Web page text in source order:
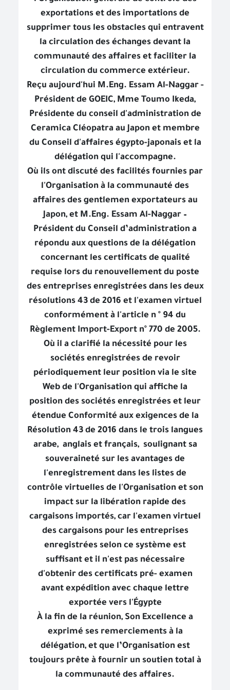
exportations et des importations de
supprimer tous les obstacles qui entravent
la circulation des échanges devant la
communauté des affaires et faciliter la
circulation du commerce extérieur.
Reçu aujourd'hui M.Eng. Essam Al-Naggar -
Président de GOEIC, Mme Toumo Ikeda,
Présidente du conseil d'administration de
Ceramica Cléopatra au Japon et membre
du Conseil d'affaires égypto-japonais et la
délégation qui l'accompagne.
Où ils ont discuté des facilités fournies par
l'Organisation à la communauté des
affaires des gentlemen exportateurs au
Japon, et M.Eng. Essam Al-Naggar –
Président du Conseil d’administration a
répondu aux questions de la délégation
concernant les certificats de qualité
requise lors du renouvellement du poste
des entreprises enregistrées dans les deux
résolutions 43 de 2016 et l'examen virtuel
conformément à l'article n ° 94 du
Règlement Import-Export n° 770 de 2005.
Où il a clarifié la nécessité pour les
sociétés enregistrées de revoir
périodiquement leur position via le site
Web de l'Organisation qui affiche la
position des sociétés enregistrées et leur
étendue Conformité aux exigences de la
Résolution 43 de 2016 dans le trois langues
arabe, anglais et français, soulignant sa
souveraineté sur les avantages de
l'enregistrement dans les listes de
contrôle virtuelles de l'Organisation et son
impact sur la libération rapide des
cargaisons importés, car l'examen virtuel
des cargaisons pour les entreprises
enregistrées selon ce système est
suffisant et il n'est pas nécessaire
d'obtenir des certificats pré- examen
avant expédition avec chaque lettre
exportée vers l'Égypte
À la fin de la réunion, Son Excellence a
exprimé ses remerciements à la
délégation, et que l’Organisation est
toujours prête à fournir un soutien total à
la communauté des affaires.